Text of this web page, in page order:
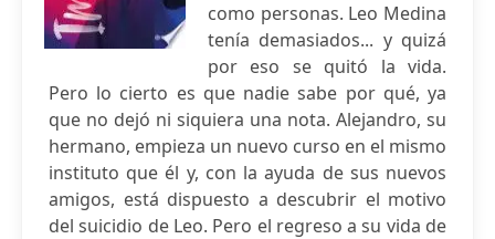
como personas. Leo Medina
tenía demasiados... y quizá
por eso se quitó la vida.
Pero lo cierto es que nadie sabe por qué, ya
que no dejó ni siquiera una nota. Alejandro, su
hermano, empieza un nuevo curso en el mismo
instituto que él y, con la ayuda de sus nuevos
amigos, está dispuesto a descubrir el motivo
del suicidio de Leo. Pero el regreso a su vida de